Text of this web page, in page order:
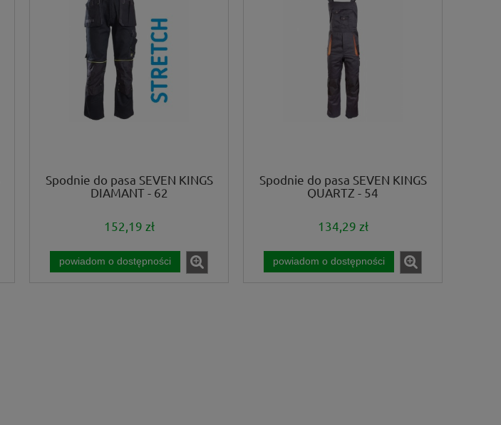
Spodnie do pasa SEVEN KINGS
DIAMANT - 62
152,19 zł
powiadom o dostępności
Spodnie do pasa SEVEN KINGS
QUARTZ - 54
134,29 zł
powiadom o dostępności